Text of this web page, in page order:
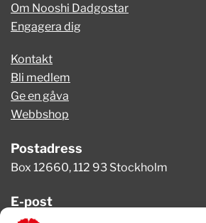
Om Nooshi Dadgostar
Engagera dig
Kontakt
Bli medlem
Ge en gåva
Webbshop
Postadress
Box 12660, 112 93 Stockholm
E-post